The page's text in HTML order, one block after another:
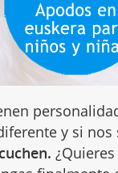
y si nos